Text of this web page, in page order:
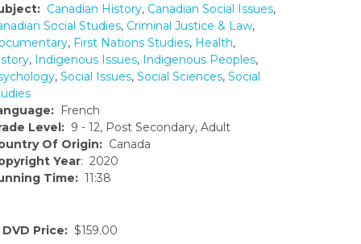
Canadian History, Canadian Social Issues,
Social Studies, Criminal Justice & Law,
, First Nations Studies, Health,
, Indigenous Issues, Indigenous Peoples,
, Social Issues, Social Sciences, Social
French
Level: 9 - 12, Post Secondary, Adult
Of Origin: Canada
Year: 2020
Time: 11:38
DVD Price: $159.00